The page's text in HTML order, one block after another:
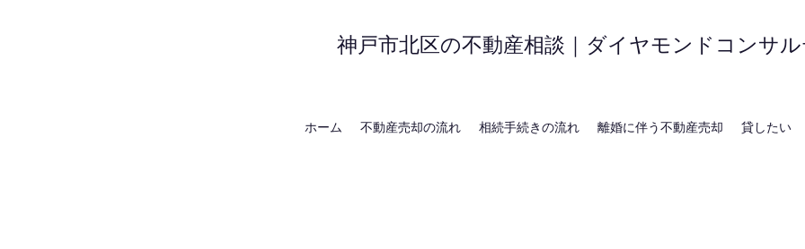
神戸市北区の不動産相談｜ダイヤモンドコンサ
ホーム 不動産売却の流れ 相続手続きの流れ 離婚に伴う不動産売却 貸したい